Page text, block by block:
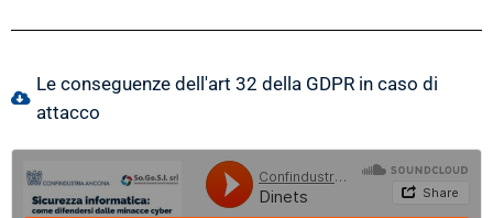
Le conseguenze dell'art 32 della GDPR in caso di
attacco